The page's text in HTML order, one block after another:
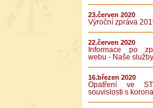
23.červen 2020
Výroční zpráva
22.červen 2020
Informace po
webu - Naše
16.březen 2020
Opatření ve
souvislosti s